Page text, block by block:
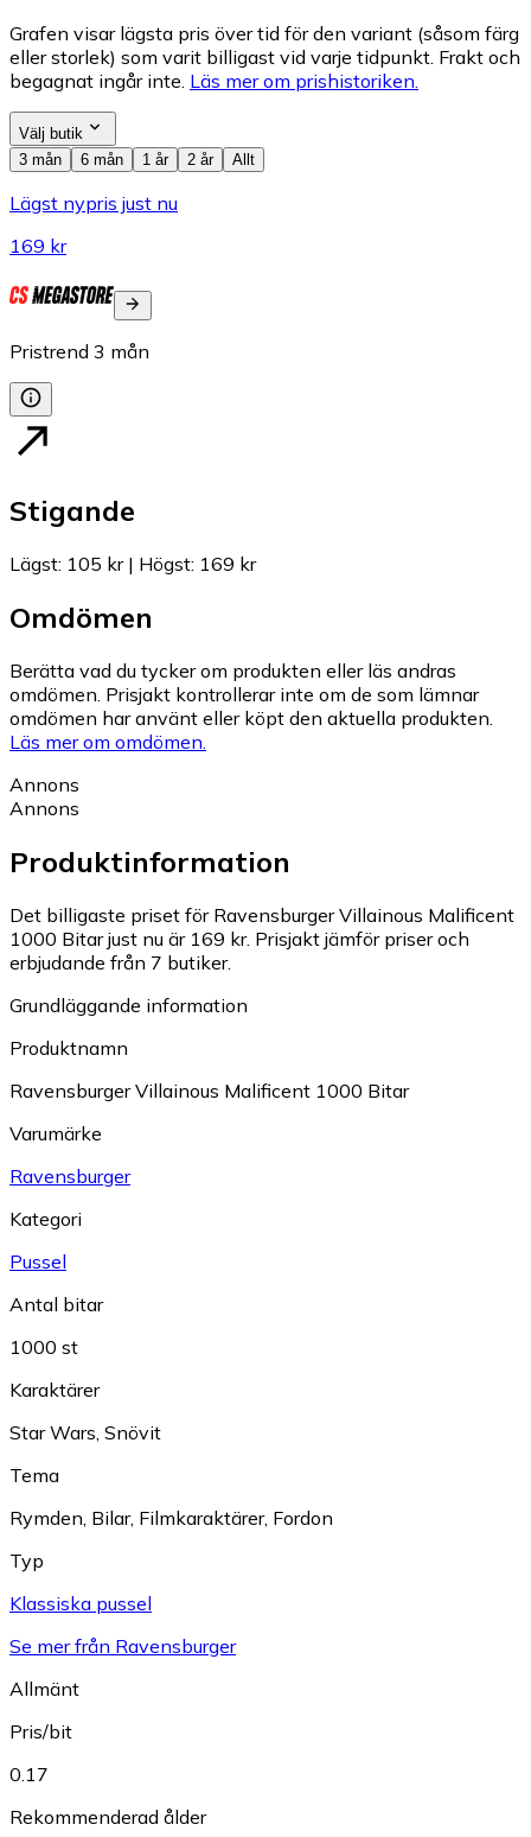
Grafen visar lägsta pris över tid för den variant (såsom färg
eller storlek) som varit billigast vid varje tidpunkt. Frakt och
begagnat ingår inte. Läs mer om prishistoriken.
Välj butik
3 mån
6 mån 1 år 2 år Allt
Lägst nypris just nu
169 kr
Pristrend 3 mån
Stigande
Lägst: 105 kr| Högst: 169 kr
Omdömen
Berätta vad du tycker om produkten eller läs andras
omdömen. Prisjakt kontrollerar inte om de som lämnar
omdömen har använt eller köpt den aktuella produkten.
Läs mer om omdömen.
Annons
Annons
Produktinformation
Det billigaste priset för Ravensburger Villainous Malificent
1000 Bitar just nu är 169 kr. Prisjakt jämför priser och
erbjudande från 7 butiker.
Grundläggande information
Produktnamn
Ravensburger Villainous Malificent 1000 Bitar
Varumärke
Ravensburger
Kategori
Pussel
Antal bitar
1000 st
Karaktärer
Star Wars Snövit
Tema
Rymden Bilar, Filmkaraktärer, Fordon
Typ
Klassiska pussel
Se mer från Ravensburger
Allmänt
Pris/bit
0.17
Rekommenderad ålder